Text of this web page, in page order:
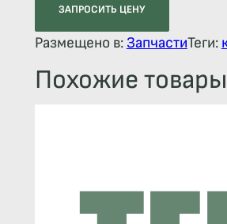
ЗАПРОСИТЬ ЦЕНУ
Размещено в: ЗапчастиТеги:
Похожие товары